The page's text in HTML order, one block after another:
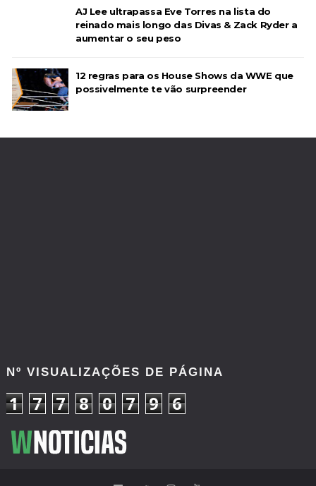
AJ Lee ultrapassa Eve Torres na lista do
reinado mais longo das Divas & Zack Ryder a
aumentar o seu peso
12 regras para os House Shows da WWE que
possivelmente te vão surpreender
Nº VISUALIZAÇÕES DE PÁGINA
1 7 7 8 0 7 9 6